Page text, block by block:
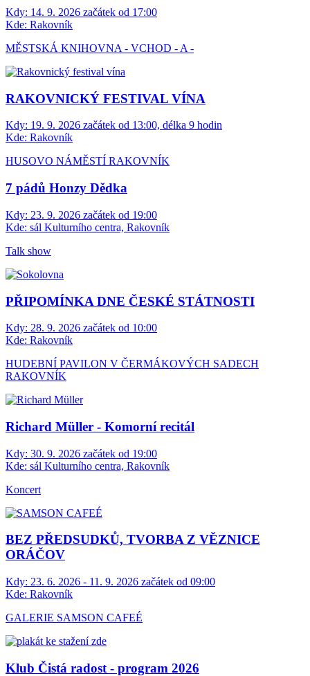
Kdy: 14. 9. 2026 začátek od 17:00
Kde: Rakovník
MĚSTSKÁ KNIHOVNA - VCHOD - A -
RAKOVNICKÝ FESTIVAL VÍNA
Kdy: 19. 9. 2026 začátek od 13:00, délka 9 hodin
Kde: Rakovník
HUSOVO NÁMĚSTÍ RAKOVNÍK
7 pádů Honzy Dědka
Kdy: 23. 9. 2026 začátek od 19:00
Kde: sál Kulturního centra, Rakovník
Talk show
PŘIPOMÍNKA DNE ČESKÉ STÁTNOSTI
Kdy: 28. 9. 2026 začátek od 10:00
Kde: Rakovník
HUDEBNÍ PAVILON V ČERMÁKOVÝCH SADECH
RAKOVNÍK
Richard Müller - Komorní recitál
Kdy: 30. 9. 2026 začátek od 19:00
Kde: sál Kulturního centra, Rakovník
Koncert
BEZ PŘEDSUDKŮ, TVORBA Z VĚZNICE
ORÁČOV
Kdy: 23. 6. 2026 - 11. 9. 2026 začátek od 09:00
Kde: Rakovník
GALERIE SAMSON CAFEÉ
Klub Čistá radost - program 2026